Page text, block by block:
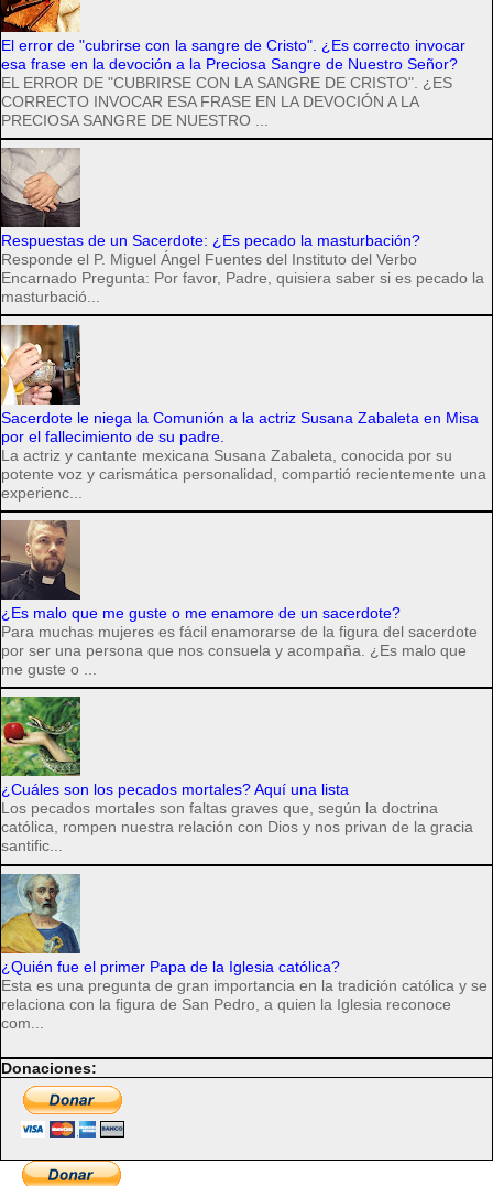
El error de "cubrirse con la sangre de Cristo". ¿Es correcto invocar
esa frase en la devoción a la Preciosa Sangre de Nuestro Señor?
EL ERROR DE "CUBRIRSE CON LA SANGRE DE CRISTO". ¿ES
CORRECTO INVOCAR ESA FRASE EN LA DEVOCIÓN A LA
PRECIOSA SANGRE DE NUESTRO ...
Respuestas de un Sacerdote: ¿Es pecado la masturbación?
Responde el P. Miguel Ángel Fuentes del Instituto del Verbo
Encarnado Pregunta: Por favor, Padre, quisiera saber si es pecado la
masturbació...
Sacerdote le niega la Comunión a la actriz Susana Zabaleta en Misa
por el fallecimiento de su padre.
La actriz y cantante mexicana Susana Zabaleta, conocida por su
potente voz y carismática personalidad, compartió recientemente una
experienc...
¿Es malo que me guste o me enamore de un sacerdote?
Para muchas mujeres es fácil enamorarse de la figura del sacerdote
por ser una persona que nos consuela y acompaña. ¿Es malo que
me guste o ...
¿Cuáles son los pecados mortales? Aquí una lista
Los pecados mortales son faltas graves que, según la doctrina
católica, rompen nuestra relación con Dios y nos privan de la gracia
santific...
¿Quién fue el primer Papa de la Iglesia católica?
Esta es una pregunta de gran importancia en la tradición católica y se
relaciona con la figura de San Pedro, a quien la Iglesia reconoce
com...
Donaciones: